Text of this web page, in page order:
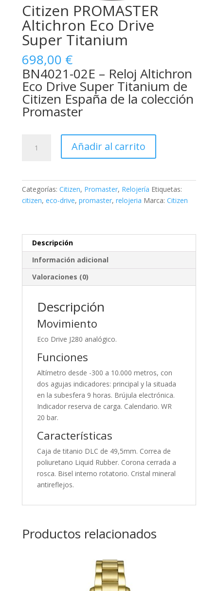
Citizen PROMASTER
Altichron Eco Drive
Super Titanium
698,00 €
BN4021-02E – Reloj Altichron
Eco Drive Super Titanium de
Citizen España de la colección
Promaster
PROMASTER
Super
Titanium
Añadir al carrito
Categorías: Citizen, Promaster, Relojería Etiquetas:
citizen, eco-drive, promaster, relojeria Marca: Citizen
Descripción
Información adicional
Valoraciones (0)
Descripción
Movimiento
Eco Drive J280 analógico.
Funciones
Altímetro desde -300 a 10.000 metros, con
dos agujas indicadores: principal y la situada
en la subesfera 9 horas. Brújula electrónica.
Indicador reserva de carga. Calendario. WR
20 bar.
Características
Caja de titanio DLC de 49,5mm. Correa de
poliuretano Liquid Rubber. Corona cerrada a
rosca. Bisel interno rotatorio. Cristal mineral
antireflejos.
Productos relacionados